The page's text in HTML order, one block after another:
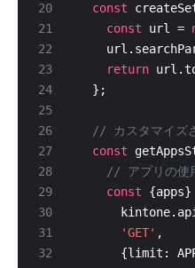
20
21
23
24
25
26
27
28
29
30
31
const
const url =
return
const
const {apps}
'GET'